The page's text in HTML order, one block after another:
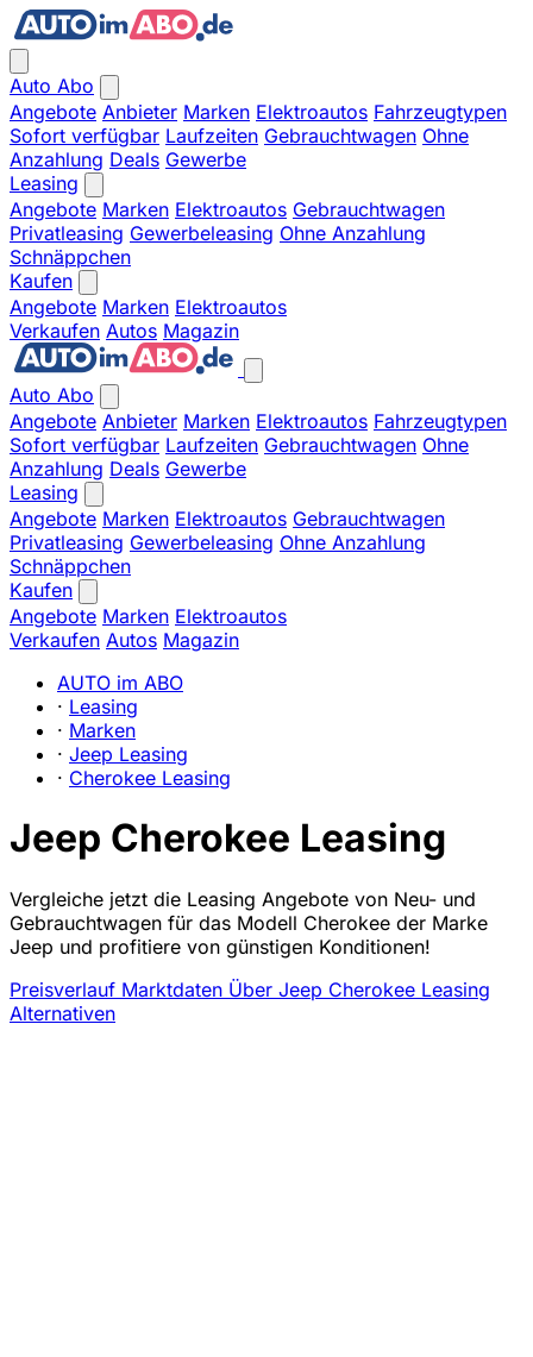
Auto Abo
Angebote Anbieter Marken Elektroautos Fahrzeugtypen
Sofort verfügbar Laufzeiten Gebrauchtwagen Ohne
Anzahlung Deals Gewerbe
Leasing
Angebote Marken Elektroautos Gebrauchtwagen
Privatleasing Gewerbeleasing Ohne Anzahlung
Schnäppchen
Kaufen
Angebote Marken Elektroautos
Verkaufen Autos Magazin
Auto Abo
Angebote Anbieter Marken Elektroautos Fahrzeugtypen
Sofort verfügbar Laufzeiten Gebrauchtwagen Ohne
Anzahlung Deals Gewerbe
Leasing
Angebote Marken Elektroautos Gebrauchtwagen
Privatleasing Gewerbeleasing Ohne Anzahlung
Schnäppchen
Kaufen
Angebote Marken Elektroautos
Verkaufen Autos Magazin
AUTO im ABO
· Leasing
· Marken
· Jeep Leasing
· Cherokee Leasing
Jeep Cherokee Leasing
Vergleiche jetzt die Leasing Angebote von Neu- und
Gebrauchtwagen für das Modell Cherokee der Marke
Jeep und profitiere von günstigen Konditionen!
Preisverlauf Marktdaten Über Jeep Cherokee Leasing
Alternativen